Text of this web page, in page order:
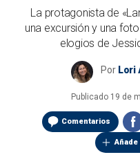
La protagonista de
una excursión y una
elogios de
Por Lori
Publicado 19 de
Comentarios
Añade